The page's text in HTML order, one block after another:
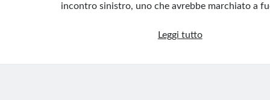
incontro sinistro, uno che avrebbe marchiato a
Leggi tuttoLa